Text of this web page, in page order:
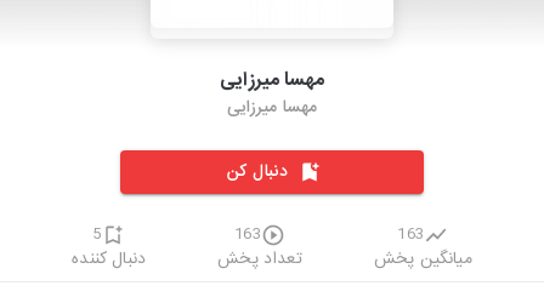
مهسا میرزایی
مهسا میرزایی
دنبال کن
163
میانگین پخش
163
تعداد پخش
5
دنبال کننده